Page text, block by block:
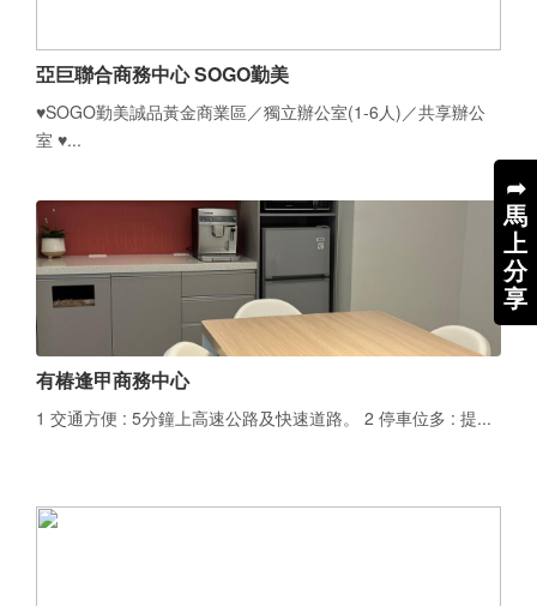
➦
馬
上
分
享
亞巨聯合商務中心 SOGO勤美
♥SOGO勤美誠品黃金商業區／獨立辦公室(1-6人)／共享辦公
室 ♥...
有椿逢甲商務中心
1 交通方便 : 5分鐘上高速公路及快速道路。 2 停車位多 : 提...